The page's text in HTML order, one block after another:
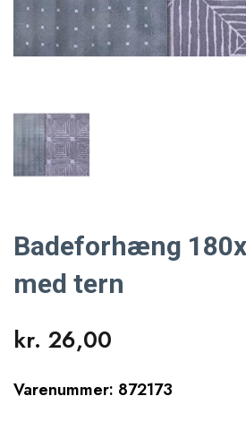
Badeforhæng
med tern
kr. 26,00
Varenummer: 872173